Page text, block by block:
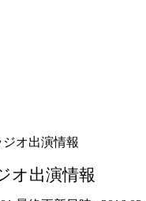
オ出演情報
オ出演情報